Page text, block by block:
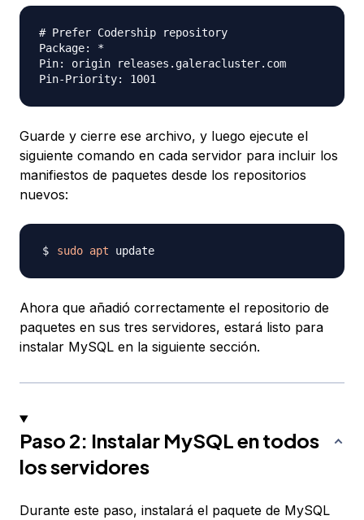
# Prefer Codership repository
Package: *
Pin: origin releases.galeracluster.com
Guarde y cierre ese archivo, y luego ejecute el
siguiente comando en cada servidor para incluir los
manifiestos de paquetes desde los repositorios
nuevos:
sudo apt
Ahora que añadió correctamente el repositorio de
paquetes en sus tres servidores, estará listo para
instalar MySQL en la siguiente sección.
Paso 2: Instalar MySQL en todos
los servidores
Durante este paso, instalará el paquete de MySQL